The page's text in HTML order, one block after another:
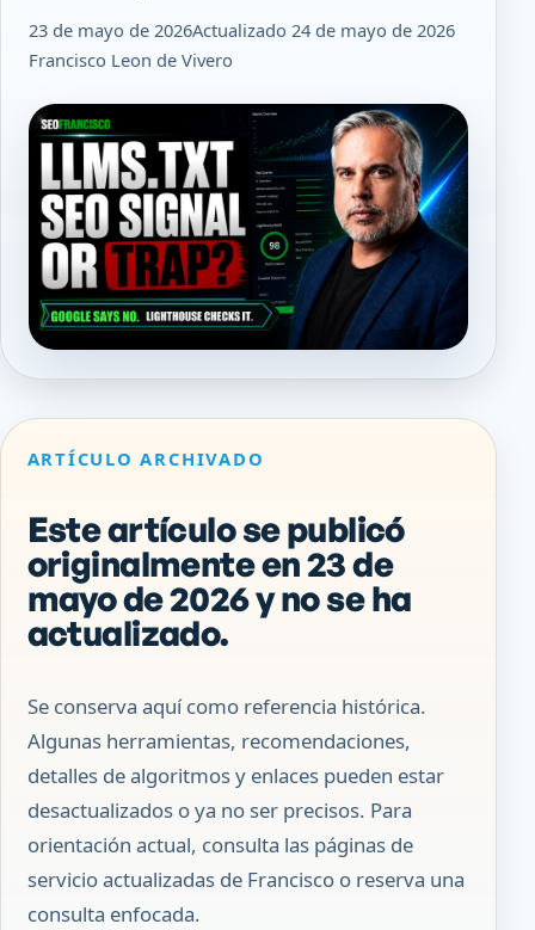
23 de mayo de 2026Actualizado 24 de mayo de 2026
Francisco Leon de Vivero
ARTÍCULO ARCHIVADO
Este artículo se publicó
originalmente en 23 de
mayo de 2026 y no se ha
actualizado.
Se conserva aquí como referencia histórica.
Algunas herramientas, recomendaciones,
detalles de algoritmos y enlaces pueden estar
desactualizados o ya no ser precisos. Para
orientación actual, consulta las páginas de
servicio actualizadas de Francisco o reserva una
consulta enfocada.